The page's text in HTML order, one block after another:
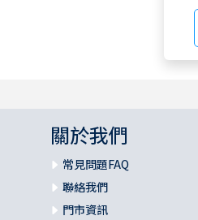
關於我們
常見問題FAQ
聯絡我們
門市資訊